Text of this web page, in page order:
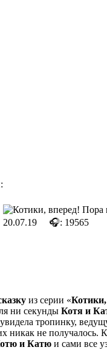
20.07.19
🎧: 19565
из серии «
ни секунды Котя и
тропинку,
никак не
и Катю и сами все